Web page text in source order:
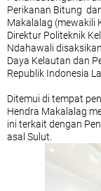
Perikanan Bitung
Makalalag (mewakili
Direktur Politeknik
Ndahawali
Daya Kelautan dan
Republik Indonesia
Ditemui di tempat
Hendra Makalalag
ini terkait dengan
asal Sulut.